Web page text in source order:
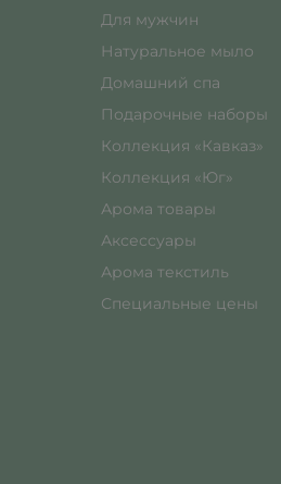
Для мужчин
Натуральное мыло
Домашний спа
Подарочные наборы
Коллекция «Кавказ»
Коллекция «Юг»
Арома товары
Аксессуары
Арома текстиль
Специальные цены